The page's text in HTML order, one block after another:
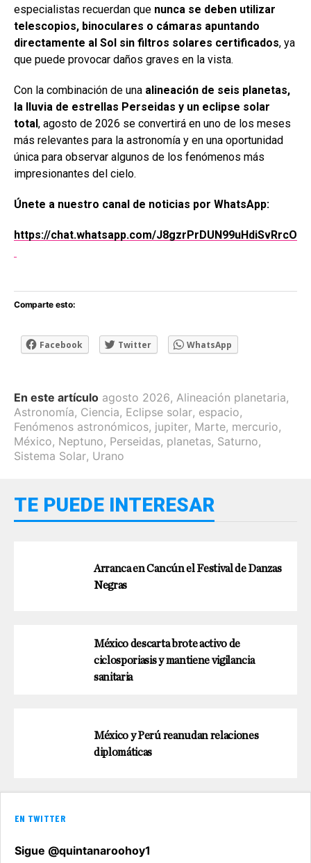
especialistas recuerdan que nunca se deben utilizar
telescopios, binoculares o cámaras apuntando
directamente al Sol sin filtros solares certificados, ya
que puede provocar daños graves en la vista.
Con la combinación de una alineación de seis planetas,
la lluvia de estrellas Perseidas y un eclipse solar
total, agosto de 2026 se convertirá en uno de los meses
más relevantes para la astronomía y en una oportunidad
única para observar algunos de los fenómenos más
impresionantes del cielo.
Únete a nuestro canal de noticias por WhatsApp:
https://chat.whatsapp.com/J8gzrPrDUN99uHdiSvRrcO
Comparte esto:
Facebook Twitter WhatsApp
En este artículo agosto 2026, Alineación planetaria,
Astronomía, Ciencia, Eclipse solar, espacio,
Fenómenos astronómicos, jupiter, Marte, mercurio,
México, Neptuno, Perseidas, planetas, Saturno,
Sistema Solar, Urano
TE PUEDE INTERESAR
Arranca en Cancún el Festival de Danzas
Negras
México descarta brote activo de
ciclosporiasis y mantiene vigilancia
sanitaria
México y Perú reanudan relaciones
diplomáticas
EN TWITTER
Sigue @quintanaroohoy1